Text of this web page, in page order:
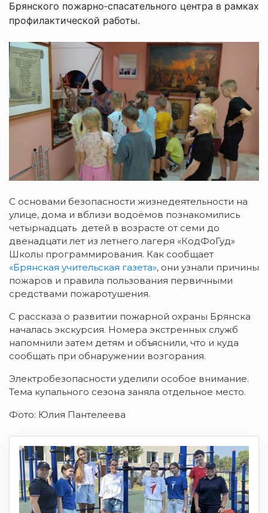
Брянского пожарно‑спасательного центра в рамках
профилактической работы.
С основами безопасности жизнедеятельности на
улице, дома и вблизи водоёмов познакомились
четырнадцать детей в возрасте от семи до
двенадцати лет из летнего лагеря «КодФоГуд»
Школы программирования. Как сообщает
«Брянская учительская газета», они узнали причины
пожаров и правила пользования первичными
средствами пожаротушения.
С рассказа о развитии пожарной охраны Брянска
началась экскурсия. Номера экстренных служб
напомнили затем детям и объяснили, что и куда
сообщать при обнаружении возгорания.
Электробезопасности уделили особое внимание.
Тема купального сезона заняла отдельное место.
Фото: Юлия Пантелеева